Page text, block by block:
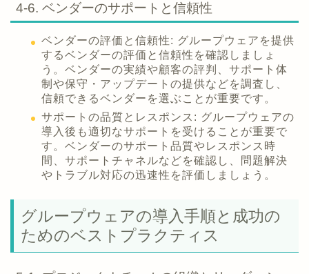
4-6. ベンダーのサポートと信頼性
ベンダーの評価と信頼性: グループウェアを提供
するベンダーの評価と信頼性を確認しましょ
う。ベンダーの実績や顧客の評判、サポート体
制や保守・アップデートの提供などを調査し、
信頼できるベンダーを選ぶことが重要です。
サポートの品質とレスポンス: グループウェアの
導入後も適切なサポートを受けることが重要で
す。ベンダーのサポート品質やレスポンス時
間、サポートチャネルなどを確認し、問題解決
やトラブル対応の迅速性を評価しましょう。
グループウェアの導入手順と成功の
ためのベストプラクティス